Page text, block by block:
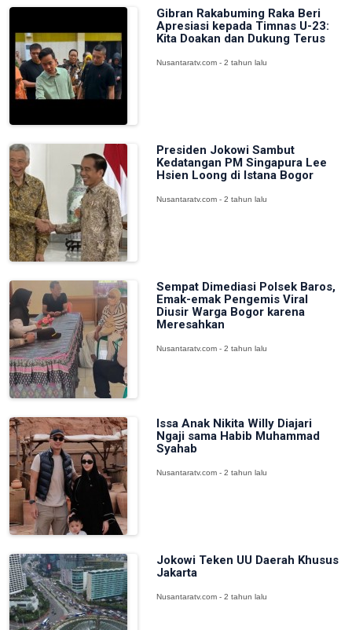
Gibran Rakabuming Raka Beri
Apresiasi kepada Timnas U-23:
Kita Doakan dan Dukung Terus
Nusantaratv.com - 2 tahun lalu
Presiden Jokowi Sambut
Kedatangan PM Singapura Lee
Hsien Loong di Istana Bogor
Nusantaratv.com - 2 tahun lalu
Sempat Dimediasi Polsek Baros,
Emak-emak Pengemis Viral
Diusir Warga Bogor karena
Meresahkan
Nusantaratv.com - 2 tahun lalu
Issa Anak Nikita Willy Diajari
Ngaji sama Habib Muhammad
Syahab
Nusantaratv.com - 2 tahun lalu
Jokowi Teken UU Daerah Khusus
Jakarta
Nusantaratv.com - 2 tahun lalu